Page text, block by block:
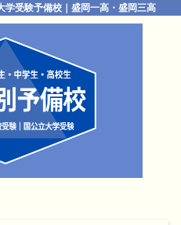
学受験予備校｜盛岡一高・盛岡三高